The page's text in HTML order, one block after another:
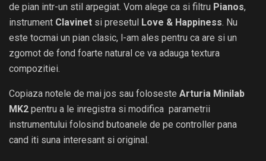
de pian intr-un stil arpegiat. Vom alege ca si filtru Pianos,
instrument Clavinet si presetul Love & Happiness. Nu
este tocmai un pian clasic, l-am ales pentru ca are si un
zgomot de fond foarte natural ce va adauga textura
compozitiei.
Copiaza notele de mai jos sau foloseste Arturia Minilab
MK2 pentru a le inregistra si modifica parametrii
instrumentului folosind butoanele de pe controller pana
cand iti suna interesant si original.